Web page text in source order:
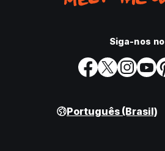
Siga-nos no
Português (Brasil)